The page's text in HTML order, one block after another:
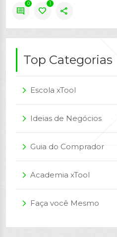
comment
0
favorite
1
share
Top Categorias
arrow_forward_ios Escola xTool
arrow_forward_ios Ideias de Negócios
arrow_forward_ios Guia do Comprador
arrow_forward_ios Academia xTool
arrow_forward_ios Faça você Mesmo